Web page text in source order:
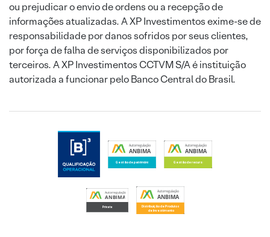
ou prejudicar o envio de ordens ou a recepção de
informações atualizadas. A XP Investimentos exime-se de
responsabilidade por danos sofridos por seus clientes,
por força de falha de serviços disponibilizados por
terceiros. A XP Investimentos CCTVM S/A é instituição
autorizada a funcionar pelo Banco Central do Brasil.